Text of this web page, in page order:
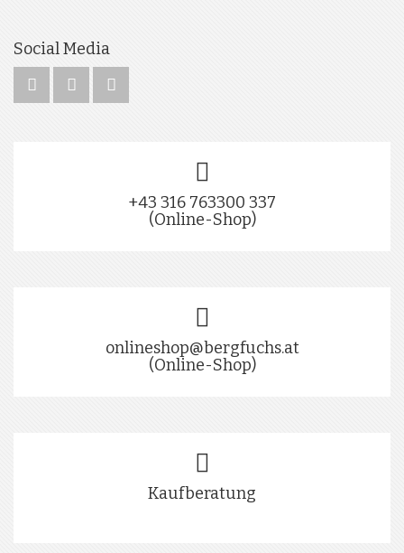
Social Media
+43 316 763300 337
(Online-Shop)
onlineshop@bergfuchs.at
(Online-Shop)
Kaufberatung